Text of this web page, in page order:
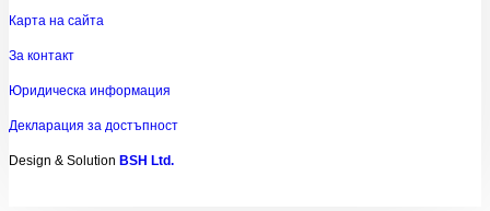
Карта на сайта
За контакт
Юридическа информация
Декларация за достъпност
Design & Solution BSH Ltd.